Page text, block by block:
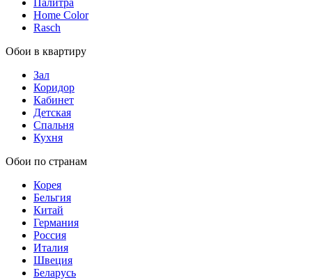
Палитра
Home Color
Rasch
Обои в квартиру
Зал
Коридор
Кабинет
Детская
Спальня
Кухня
Обои по странам
Корея
Бельгия
Китай
Германия
Россия
Италия
Швеция
Беларусь